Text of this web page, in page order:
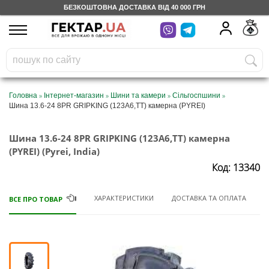
БЕЗКОШТОВНА ДОСТАВКА ВІД 40 000 ГРН
UA
На вашому
бонусному рахунку
грн
Безкоштовно по Україні
Категорії
Відгуки
Головна » Інтернет-магазин » Шини та камери » Сільгоспшини »
Шина 13.6-24 8PR GRIPKING (123A6,TT) камерна (PYREI)
Шина 13.6-24 8PR GRIPKING (123A6,TT) камерна
(PYREI) (Pyrei, India)
Код: 13340
ВСЕ ПРО ТОВАР ХАРАКТЕРИСТИКИ ДОСТАВКА ТА ОПЛАТА